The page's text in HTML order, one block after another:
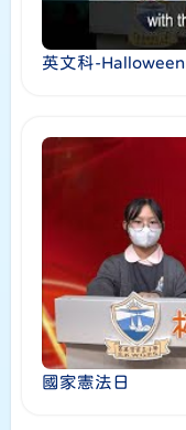
英文科-Halloween
國家憲法日